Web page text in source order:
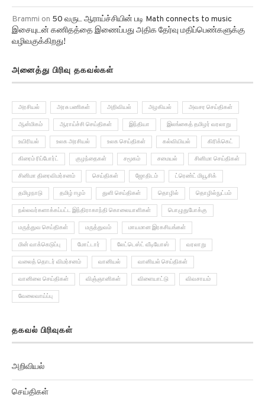
Brammion50 வருட ஆராய்ச்சியின் படி Math connects to music
இசையுடன் கணிதத்தை இணைப்பது அதிக தேர்வு மதிப்பெண்களுக்கு
வழிவகுக்கிறது!
ஆன்மிகம் ஆராய்ச்சி செய்திகள் இந்தியா இலங்கைத் தமிழர் வரலாறு
உயிரியல் உலக அரசியல் உலக செய்திகள் கல்வியியல் கிரிக்கெட்
கிரைம் ரிப்போர்ட் குழந்தைகள் சமூகம் சமையல் சினிமா செய்திகள்
சினிமா திரைவிமர்சனம் செய்திகள் ஜோதிடம் ட்ரெண்ட் மியூசிக்
தமிழநாடு தமிழ் ஈழம் துளி செய்திகள் தொழில் தொழில்நுட்பம்
நல்லவர்களாக்கப்பட்ட இந்திராகாந்தி கொலையாளிகள் பொழுதுபோக்கு
மருத்துவ செய்திகள் மருத்துவம் மாயமான இரகசியங்கள்
மின் வாக்கெடுப்பு மோட்டார் லேட்டெஸ்ட் வீடியோஸ்
வலைத் தொடர் விமர்சனம் வானியல் வானியல் செய்திகள்
வானிலை செய்திகள் விஞ்ஞானிகள் விளையாட்டு விவசாயம்
வேலைவாய்ப்பு
செய்திகள்